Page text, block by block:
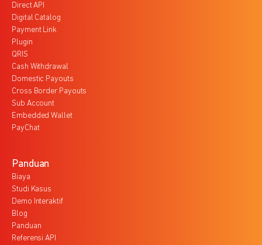
Direct API
Digital Catalog
Payment Link
Plugin
QRIS
Cash Withdrawal
Domestic Payouts
Cross Border Payouts
Sub Account
Embedded Wallet
PayChat
Panduan
Biaya
Studi Kasus
Demo Interaktif
Blog
Panduan
Referensi API